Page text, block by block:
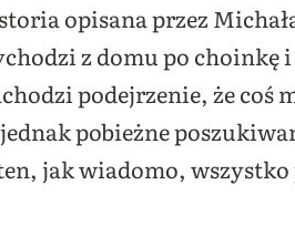
opisana przez
z domu po choinkę
podejrzenie, że coś
pobieżne
jak wiadomo,